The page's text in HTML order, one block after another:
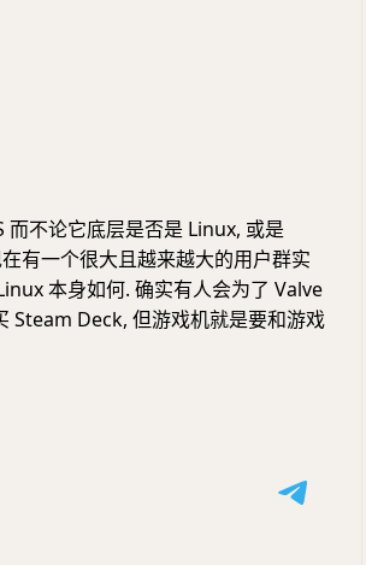
不论它底层是否是 Linux, 或是
有一个很大且越来越大的用户群实
本身如何. 确实有人会为了 Valve
Steam Deck, 但游戏机就是要和游戏